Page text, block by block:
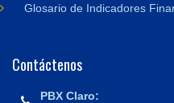
Glosario de Indicadores
Contáctenos
PBX Claro: